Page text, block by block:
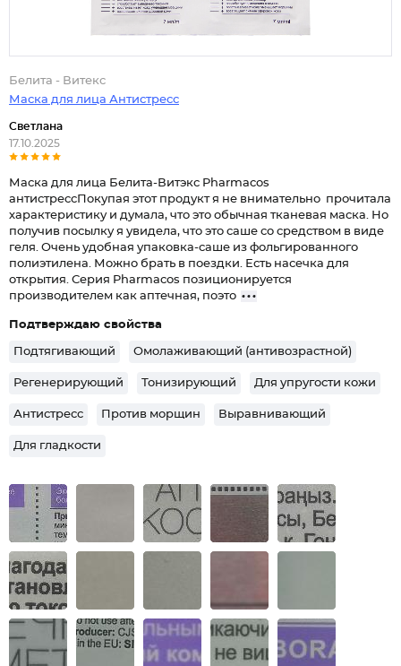
Белита - Витекс
Маска для лица Антистресс
Светлана
17.10.2025
Маска для лица Белита-Витэкс Pharmacos
антистрессПокупая этот продукт я не внимательно прочитала
характеристику и думала, что это обычная тканевая маска. Но
получив посылку я увидела, что это саше со средством в виде
геля. Очень удобная упаковка-саше из фольгированного
полиэтилена. Можно брать в поездки. Есть насечка для
открытия. Серия Pharmacos позиционируется
производителем как аптечная, поэто
Подтверждаю свойства
Подтягивающий Омолаживающий (антивозрастной)
Регенерирующий Тонизирующий Для упругости кожи
Антистресс Против морщин Выравнивающий
Для гладкости